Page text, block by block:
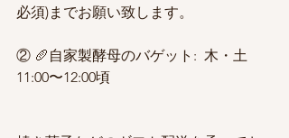
必須)までお願い致します。
② 🥖自家製酵母のバゲット:  木・土
11:00〜12:00頃